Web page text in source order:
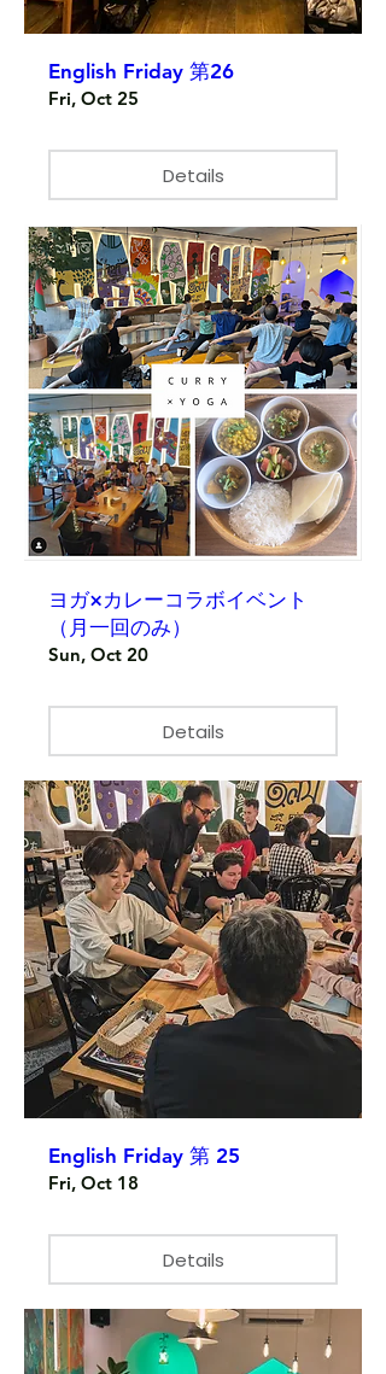
English Friday 第26
Fri, Oct 25
Details
ヨガ×カレーコラボイベント
（月一回のみ）
Sun, Oct 20
Details
English Friday 第 25
Fri, Oct 18
Details